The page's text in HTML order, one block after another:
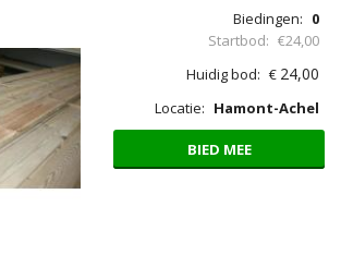
Biedingen: 0
Startbod: €24,00
Huidig bod: € 24,00
Locatie: Hamont-Achel
BIED MEE